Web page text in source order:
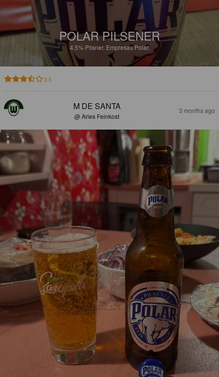
POLAR PILSENER
4.5% Pilsner. Empresas Polar.
3.5
M DE SANTA
@ Aries Feinkost
3 months ago